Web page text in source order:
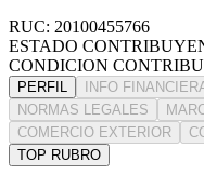
RUC: 20100455766
ESTADO
CONDICION
PERFIL INFO
NORMAS LEGALES
COMERCIO EXTERIOR
TOP RUBRO